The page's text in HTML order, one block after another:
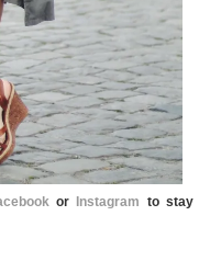
or Instagram to stay